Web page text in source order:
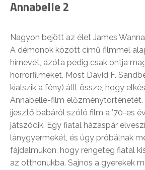
Annabelle 2
Nagyon bejött az élet James
A démonok között című filmmel
hírnevét, azóta pedig csak ontja
horrorfilmeket. Most David F.
kialszik a fény) állt össze, hogy
Annabelle-film
ijesztő babáról szóló film a ’70-es
játszódik. Egy fiatal házaspár
lánygyermekét, és úgy próbálnak
fájdalmukon, hogy rengeteg fiatal
az otthonukba. Sajnos a gyerekek